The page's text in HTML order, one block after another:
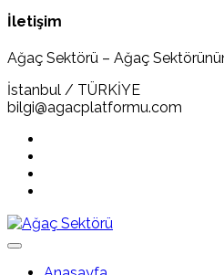
İletişim
Ağaç Sektörü – Ağaç
İstanbul / TÜRKİYE
bilgi@agacplatformu.com